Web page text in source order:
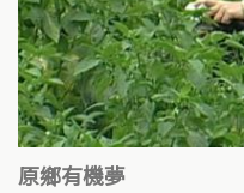
原鄉有機夢